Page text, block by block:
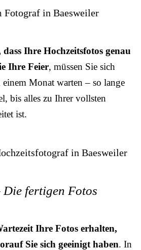
Ihre Hochzeitsfotos genau
Ihre Feier, müssen Sie sich
Monat warten – so lange
bis alles zu Ihrer vollsten
ist.
Die fertigen Fotos
Ihre Fotos erhalten,
Sie sich geeinigt haben. In